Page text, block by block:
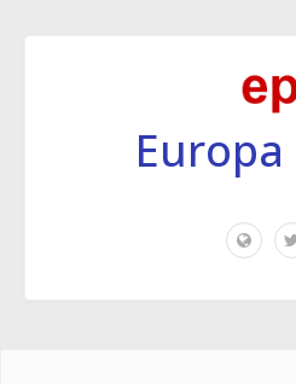
Europa